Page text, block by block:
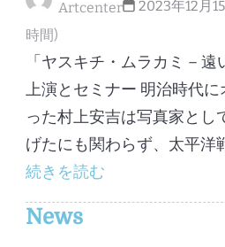
Artcenter 2023年12月
時間)
「ヤスキチ・ムラカミ – 遠
上演とセミナー 明治時代
った村上安吉は写真家とし
げたにも関わらず、太平洋
続きを読む
News